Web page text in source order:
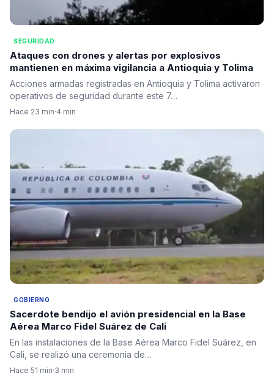
SEGURIDAD
Ataques con drones y alertas por explosivos
mantienen en máxima vigilancia a Antioquia y Tolima
Acciones armadas registradas en Antioquia y Tolima activaron
operativos de seguridad durante este 7…
Hace 23 min·4 min
GOBIERNO
Sacerdote bendijo el avión presidencial en la Base
Aérea Marco Fidel Suárez de Cali
En las instalaciones de la Base Aérea Marco Fidel Suárez, en
Cali, se realizó una ceremonia de…
Hace 51 min·3 min